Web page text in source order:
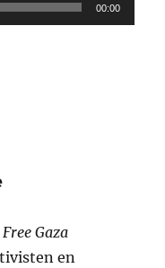
00:00
Gaza
en